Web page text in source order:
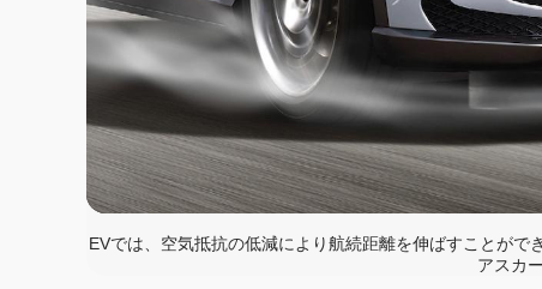
EVでは、空気抵抗の低減により航続距離を伸ばすことが
アスカ
この画像の記事を